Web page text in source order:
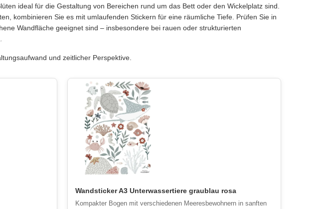
ideal für die Gestaltung von Bereichen rund um das Bett oder den Wickelplatz sind.
kombinieren Sie es mit umlaufenden Stickern für eine räumliche Tiefe. Prüfen Sie in
Wandfläche geeignet sind – insbesondere bei rauen oder strukturierten
und zeitlicher Perspektive.
Wandsticker A3 Unterwassertiere graublau rosa
Kompakter Bogen mit verschiedenen Meeresbewohnern in sanften